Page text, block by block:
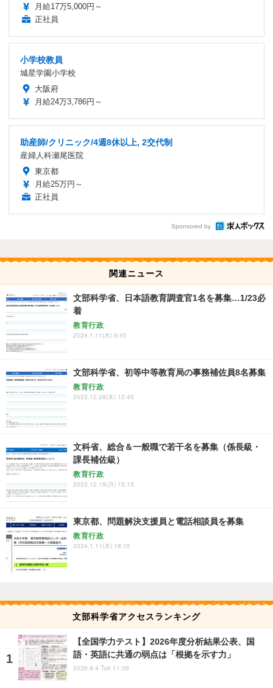
月給17万5,000円～
正社員
小学校教員
城星学園小学校
大阪府
月給24万3,786円～
助産師/クリニック/4週8休以上, 2交代制
産婦人科瀬尾医院
東京都
月給25万円～
正社員
Sponsored by
関連ニュース
文部科学省、日本語教育調査官1名を募集…1/23必
着
教育行政
2024.1.11(木) 9:45
文部科学省、初等中等教育局の事務補佐員8名募集
教育行政
2023.12.28(木) 12:45
文科省、総合＆一般職で若干名を募集（係長級・
課長補佐級）
教育行政
2023.12.18(月) 15:15
東京都、問題解決支援員と電話相談員を募集
教育行政
2024.1.11(木) 18:15
文部科学省アクセスランキング
【全国学力テスト】2026年度分析結果公表、国
語・英語に共通の弱点は「根拠を示す力」
2026.8.4 Tue 11:36